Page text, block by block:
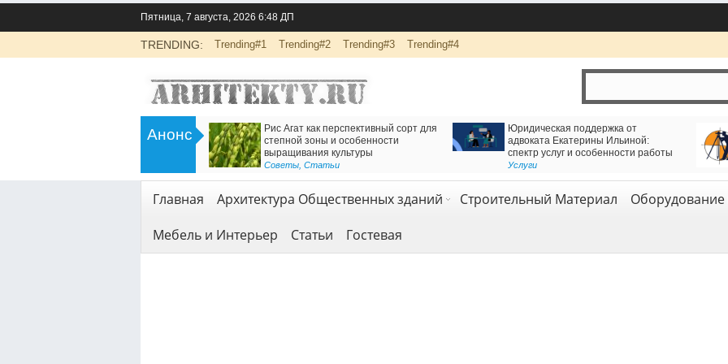
Пятница, 7 августа, 2026 6:48 ДП
TRENDING: Trending#1 Trending#2 Trending#3 Trending#4
Анонс
Инженерно-экологические изыскания
для строительства: основа
Есть решение для движения через
Железнодорожный тоннель
Геодезия и геология
Логистика и комплексная перевозка грузов с
компанией АВАС ГРУПП
Транспорт и логистика
Главная Архитектура Общественных зданий Строительный Материал
Оборудование
Мебель и Интерьер
Статьи Гостевая